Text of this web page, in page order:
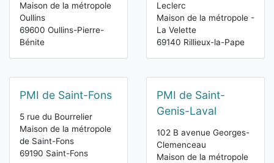
Maison de la métropole
Oullins
69600 Oullins-Pierre-
Bénite
Leclerc
Maison de la métropole -
La Velette
69140 Rillieux-la-Pape
PMI de Saint-Fons
5 rue du Bourrelier
Maison de la métropole
de Saint-Fons
69190 Saint-Fons
PMI de Saint-
Genis-Laval
102 B avenue Georges-
Clemenceau
Maison de la métropole